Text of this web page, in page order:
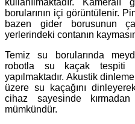
kullanılmaktadır.
borularının içi görüntülenir.
bazen gider borusunun
yerlerindeki contanın
Temiz su borularında
robotla su kaçak tespiti
yapılmaktadır. Akustik
üzere su kaçağını
cihaz sayesinde
mümkündür.